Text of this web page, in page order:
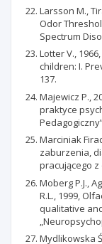
Larsson M.,
Odor
Spectrum
Lotter V.,
children: I.
137.
Majewicz P.,
praktyce
Marciniak
zaburzenia,
pracującego z
Moberg P.J.,
R.L., 1999,
qualitative
Mydlikowska